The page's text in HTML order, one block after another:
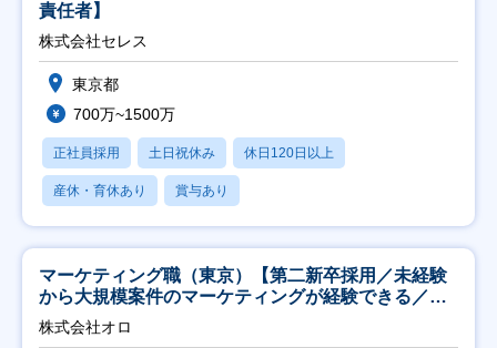
責任者】
株式会社セレス
東京都
700万~1500万
正社員採用 土日祝休み 休日120日以上
産休・育休あり 賞与あり
マーケティング職（東京）【第二新卒採用／未経験
から大規模案件のマーケティングが経験できる／研
修充実】
株式会社オロ